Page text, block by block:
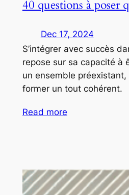
40 questions à poser
Dec 17, 2024
S’intégrer avec succès
repose sur sa capacité à
un ensemble préexistant,
former un tout cohérent.
Read more